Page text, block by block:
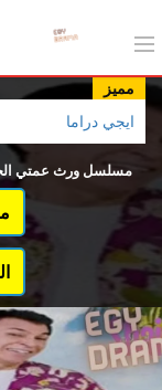
مميز
ايجي دراما
مسلسل ورث عمتي الحلقة 21 الحادية والعشرون